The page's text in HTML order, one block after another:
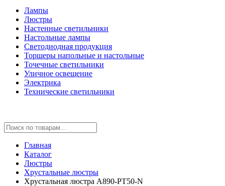
Лампы
Люстры
Настенные светильники
Настольные лампы
Светодиодная продукция
Торшеры напольные и настольные
Точечные светильники
Уличное освещение
Электрика
Технические светильники
Главная
Каталог
Люстры
Хрустальные люстры
Хрустальная люстра A890-PT50-N